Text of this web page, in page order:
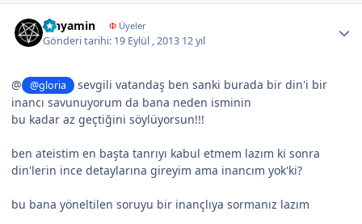
binyamin ΦÜyeler
Gönderi tarihi: 19 Eylül , 2013 12 yıl
@ @gloria
sevgili vatandaş ben sanki burada bir din'i bir
inancı savunuyorum da bana neden isminin
bu kadar az geçtiğini söylüyorsun!!!
ben ateistim en başta tanrıyı kabul etmem lazım ki sonra
din'lerin ince detaylarına gireyim ama inancım yok'ki?
bu bana yöneltilen soruyu bir inançlıya sormanız lazım